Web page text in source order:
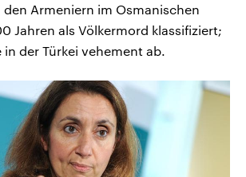
den Armeniern im Osmanischen
Jahren als Völkermord klassifiziert;
in der Türkei vehement ab.